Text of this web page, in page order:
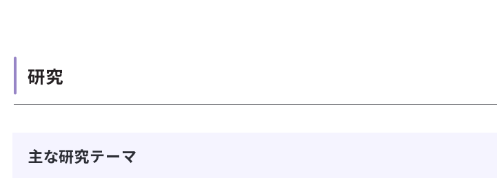
研究
主な研究テーマ